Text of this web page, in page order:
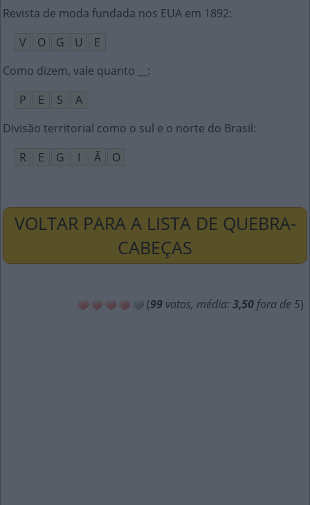
Revista de moda fundada nos EUA em 1892:
V
O G U
E
Como dizem, vale quanto __ :
P
E S
A
Divisão territorial como o sul e o norte do Brasil:
R
E G I Ã O
VOLTAR PARA A LISTA DE QUEBRA-
CABEÇAS
(99 votos, média: 3,50 fora de 5)